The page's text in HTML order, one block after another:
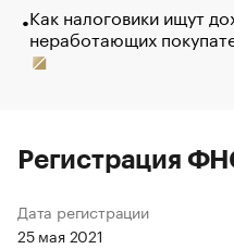
Как налоговики ищут
неработающих
Регистрация
Дата регистрации
25 мая 2021